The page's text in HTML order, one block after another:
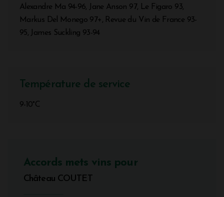
Alexandre Ma 94-96, Jane Anson 97, Le Figaro 93,
Markus Del Monego 97+, Revue du Vin de France 93-
95, James Suckling 93-94
Température de service
9-10°C
Accords mets vins pour
Château COUTET